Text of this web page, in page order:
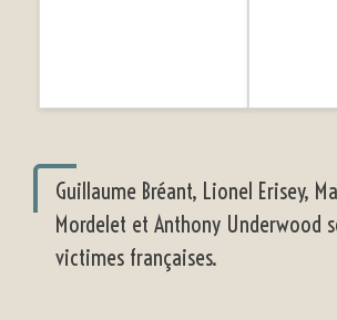
Guillaume Bréant, Lionel Erisey,
Mordelet et Anthony Underwood
victimes françaises.